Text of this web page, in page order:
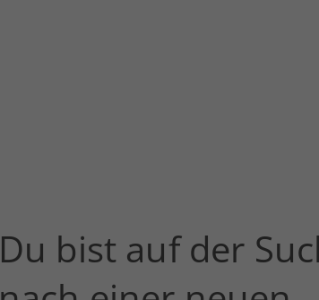
Du bist auf der